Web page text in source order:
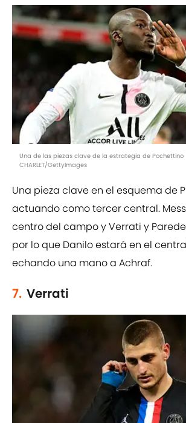
Una de las piezas clave de la estrategia de Pochettino |
CHARLET/GettyImages
Una pieza clave en el esquema de
actuando como tercer central.
centro del campo y Verrati y
por lo que Danilo estará en el
echando una mano a Achraf.
7. Verrati